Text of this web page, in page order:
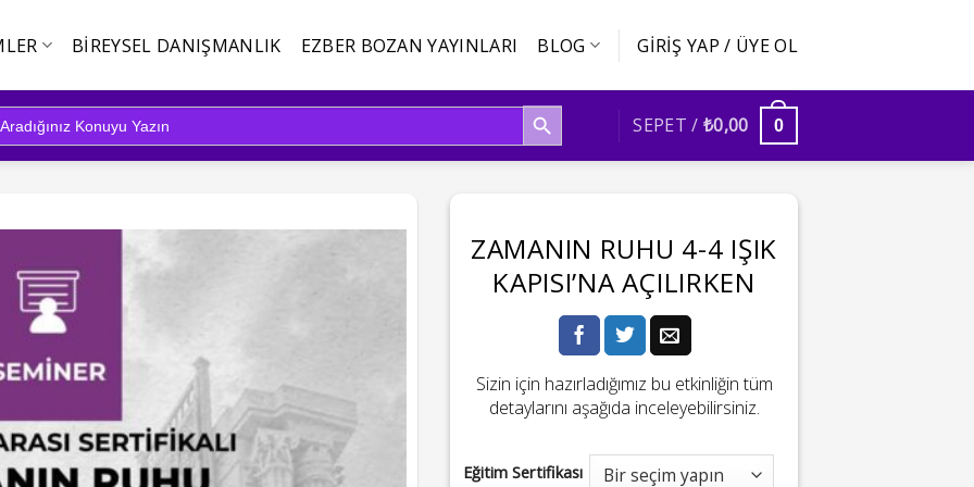
BIREYSEL DANIŞMANLIK EZBER BOZAN YAYINLARI BLOG GIRIŞ YAP / ÜYE OL
SEARCH BUTTON
SEPET / ₺0,00 0
ZAMANIN RUHU 4-4 IŞIK
KAPISI’NA AÇILIRKEN
Sizin için hazırladığımız bu etkinliğin tüm
detaylarını aşağıda inceleyebilirsiniz.
Eğitim Sertifikası